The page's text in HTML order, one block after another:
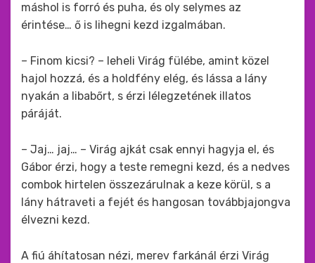
máshol is forró és puha, és oly selymes az
érintése… ő is lihegni kezd izgalmában.
– Finom kicsi? – leheli Virág fülébe, amint közel
hajol hozzá, és a holdfény elég, és lássa a lány
nyakán a libabőrt, s érzi lélegzetének illatos
páráját.
– Jaj… jaj… – Virág ajkát csak ennyi hagyja el, és
Gábor érzi, hogy a teste remegni kezd, és a nedves
combok hirtelen összezárulnak a keze körül, s a
lány hátraveti a fejét és hangosan továbbjajongva
élvezni kezd.
A fiú áhítatosan nézi, merev farkánál érzi Virág